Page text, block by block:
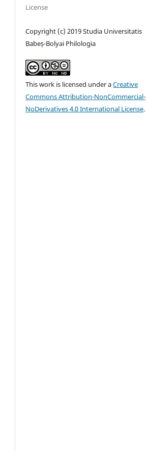
License
Copyright (c) 2019 Studia Universitatis
Babeș-Bolyai Philologia
This work is licensed under aCreative
Commons Attribution-NonCommercial-
NoDerivatives 4.0 International License.